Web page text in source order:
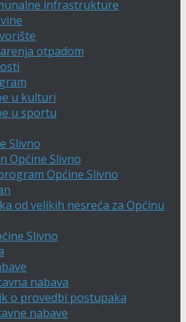
infrastrukture
otpadom
u kulturi
u sportu
Slivno
Općine Slivno
Općine Slivno
od velikih nesreća za Općinu
Slivno
nabava
o provedbi postupaka
nabave